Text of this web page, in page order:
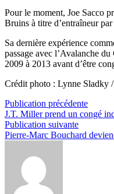
Pour le moment, Joe Sacco
Bruins à titre d’entraîneur
Sa dernière expérience
passage avec l’Avalanche
2009 à 2013 avant d’être
Crédit photo : Lynne Sladky
Navigation
de
l’article
Publication précédente
J.T. Miller prend un congé
Publication suivantePublication
suivante :
Pierre-Marc Bouchard